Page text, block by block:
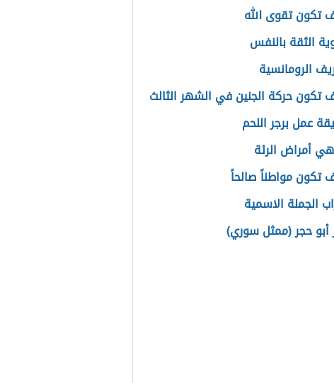
تكون تقوى الله
الثقة بالنفس
الرومانسية
تكون حركة الجنين في الشهر الثالث
عمل برجر اللحم
أمراض الرئة
تكون مواطناً صالحاً
الجملة الاسمية
أبو حجر (ممثل سوري)